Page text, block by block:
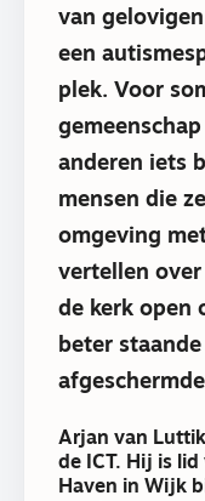
van
een
plek. Voor
anderen iets
mensen die
omgeving
vertellen over
de kerk open
beter
Arjan van
de ICT. Hij is
Haven in Wijk